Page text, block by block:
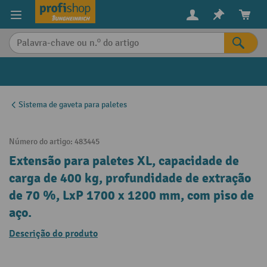
principal
Sistema de gaveta para paletes
Número do artigo: 483445
Extensão para paletes XL, capacidade de
carga de 400 kg, profundidade de extração
de 70 %, LxP 1700 x 1200 mm, com piso de
aço.
Descrição do produto